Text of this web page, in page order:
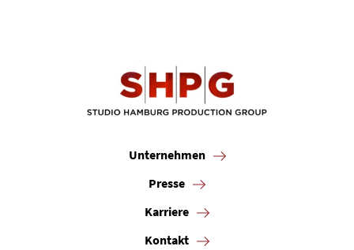
Unternehmen
Presse
Karriere
Kontakt